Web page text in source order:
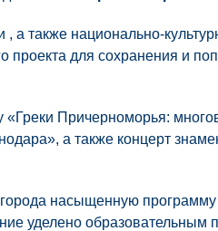
, а также национально-
проекта для сохранения и
Причерноморья:
а также концерт
насыщенную
уделено образовательным